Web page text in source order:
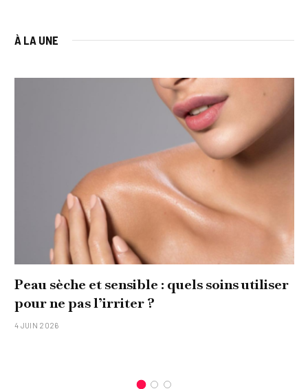
À LA UNE
Peau sèche et sensible : quels soins utiliser
pour ne pas l’irriter ?
4 JUIN 2026